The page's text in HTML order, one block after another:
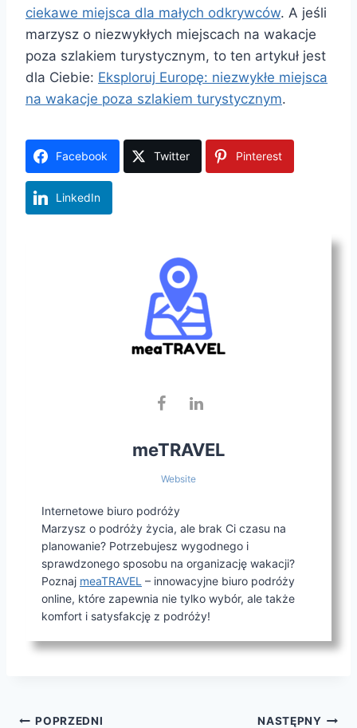
ciekawe miejsca dla małych odkrywców. A jeśli
marzysz o niezwykłych miejscach na wakacje
poza szlakiem turystycznym, to ten artykuł jest
dla Ciebie: Eksploruj Europę: niezwykłe miejsca
na wakacje poza szlakiem turystycznym.
Facebook Twitter Pinterest
LinkedIn
meTRAVEL
Website
Internetowe biuro podróży
Marzysz o podróży życia, ale brak Ci czasu na
planowanie? Potrzebujesz wygodnego i
sprawdzonego sposobu na organizację wakacji?
Poznaj meaTRAVEL – innowacyjne biuro podróży
online, które zapewnia nie tylko wybór, ale także
komfort i satysfakcję z podróży!
POPRZEDNI NASTĘPNY